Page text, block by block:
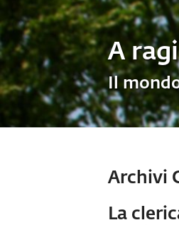
A
Il
Archivi
La